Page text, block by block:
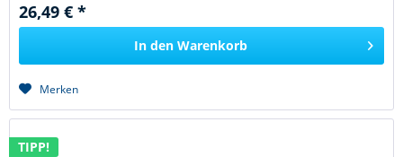
26,49 € *
In den Warenkorb
Merken
TIPP!